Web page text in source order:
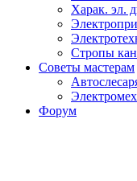
Харак. эл.
Стропы
Советы мастерам
Форум